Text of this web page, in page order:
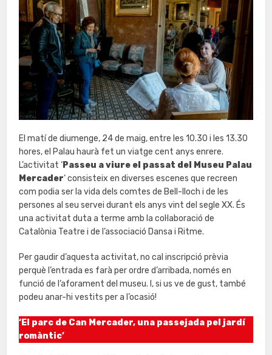
El matí de diumenge, 24 de maig, entre les 10.30 i les 13.30
hores, el Palau haurà fet un viatge cent anys enrere.
L’activitat ‘ Passeu a viure el passat del Museu Palau
Mercader‘ consisteix en diverses escenes que recreen
com podia ser la vida dels comtes de Bell-lloch i de les
persones al seu servei durant els anys vint del segle XX. És
una activitat duta a terme amb la col·laboració de
Catalònia Teatre i de l’associació Dansa i Ritme.
Per gaudir d’aquesta activitat, no cal inscripció prèvia
perquè l’entrada es farà per ordre d’arribada, només en
funció de l’aforament del museu. I, si us ve de gust, també
podeu anar-hi vestits per a l’ocasió!
‘El parc de Can Mercader, una passejada pel jardí
romàntic’